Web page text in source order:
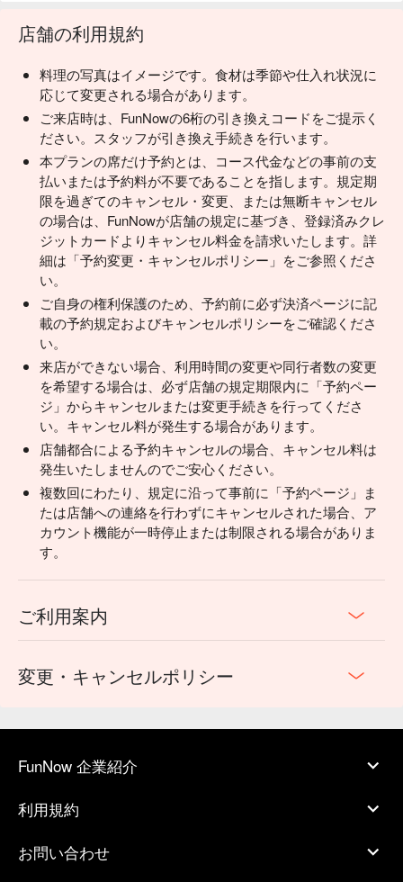
店舗の利用規約
料理の写真はイメージです。食材は季節や仕入れ状況に
応じて変更される場合があります。
ご来店時は、FunNowの6桁の引き換えコードをご提示く
ださい。スタッフが引き換え手続きを行います。
本プランの席だけ予約とは、コース代金などの事前の支
払いまたは予約料が不要であることを指します。規定期
限を過ぎてのキャンセル・変更、または無断キャンセル
の場合は、FunNowが店舗の規定に基づき、登録済みクレ
ジットカードよりキャンセル料金を請求いたします。詳
細は「予約変更・キャンセルポリシー」をご参照くださ
い。
ご自身の権利保護のため、予約前に必ず決済ページに記
載の予約規定およびキャンセルポリシーをご確認くださ
い。
来店ができない場合、利用時間の変更や同行者数の変更
を希望する場合は、必ず店舗の規定期限内に「予約ペー
ジ」からキャンセルまたは変更手続きを行ってくださ
い。キャンセル料が発生する場合があります。
店舗都合による予約キャンセルの場合、キャンセル料は
発生いたしませんのでご安心ください。
複数回にわたり、規定に沿って事前に「予約ページ」ま
たは店舗への連絡を行わずにキャンセルされた場合、ア
カウント機能が一時停止または制限される場合がありま
す。
ご利用案内
変更・キャンセルポリシー
FunNow 企業紹介
利用規約
お問い合わせ